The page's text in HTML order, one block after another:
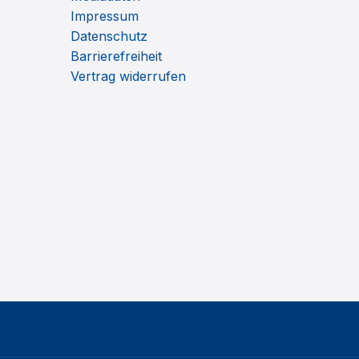
Impressum
Datenschutz
Barrierefreiheit
Vertrag widerrufen